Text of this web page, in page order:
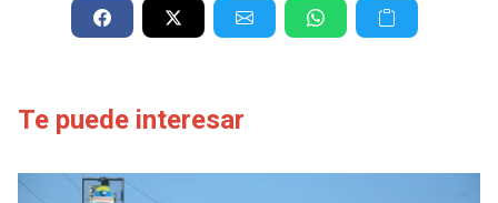
Te puede interesar